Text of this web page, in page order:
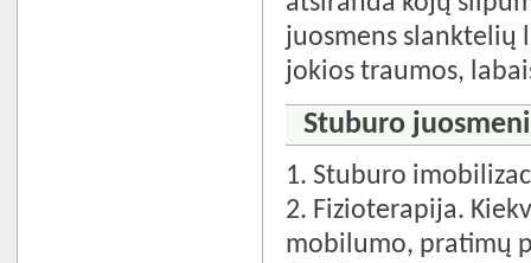
juosmens slanktelių
jokios traumos,
Stuburo
1. Stuburo
2. Fizioterapija.
mobilumo, pratimų